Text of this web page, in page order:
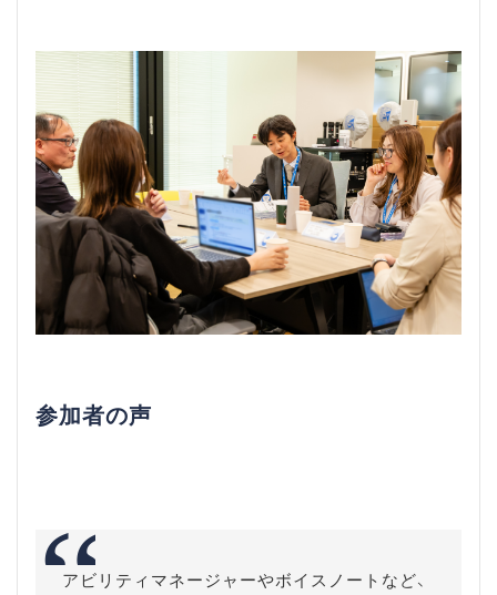
参加者の声
アビリティマネージャーやボイスノートなど、